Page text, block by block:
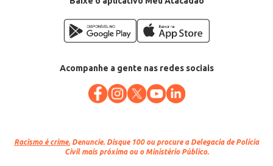
Acompanhe a gente nas redes sociais
Racismo é crime. Denuncie. Disque 100 ou procure a Delegacia de Polícia
Civil mais próxima ou o Ministério Público.